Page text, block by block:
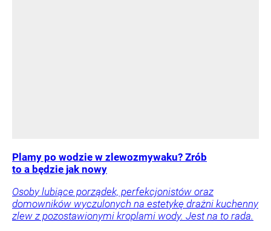
Plamy po wodzie w zlewozmywaku? Zrób
to a będzie jak nowy
Osoby lubiące porządek, perfekcjonistów oraz
domowników wyczulonych na estetykę drażni kuchenny
zlew z pozostawionymi kroplami wody. Jest na to rada.